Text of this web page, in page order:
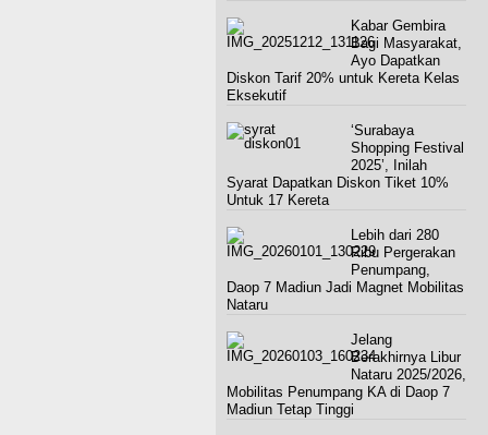
Kabar Gembira
Bagi Masyarakat,
Ayo Dapatkan
Diskon Tarif 20% untuk Kereta Kelas
Eksekutif
‘Surabaya
Shopping Festival
2025’, Inilah
Syarat Dapatkan Diskon Tiket 10%
Untuk 17 Kereta
Lebih dari 280
Ribu Pergerakan
Penumpang,
Daop 7 Madiun Jadi Magnet Mobilitas
Nataru
Jelang
Berakhirnya Libur
Nataru 2025/2026,
Mobilitas Penumpang KA di Daop 7
Madiun Tetap Tinggi